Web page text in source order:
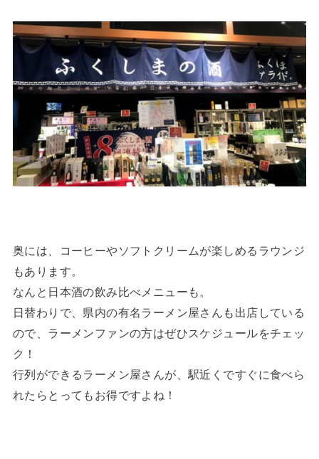
奥には、コーヒーやソフトクリームが楽しめるラウンジ
もあります。
なんと日本酒の飲み比べメニューも。
日替わりで、県内の有名ラーメン屋さんも出店している
ので、ラーメンファンの方はぜひスケジュールをチェッ
ク！
行列ができるラーメン屋さんが、駅近くですぐに食べら
れたらとってもお得ですよね！